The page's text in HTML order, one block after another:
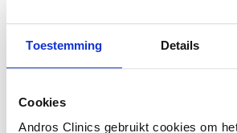
Toestemming Details
Cookies
Andros Clinics gebruikt cookies om
Drijvende kracht achter de
Jarenlang werkte hij voor het
Kritiek heeft Debruyne op de alom
diagnostiek van prostaatkanker in